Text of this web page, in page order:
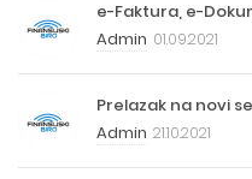
e-Faktura, e-
Admin 01.09.2021
Prelazak na novi
Admin 21.10.2021